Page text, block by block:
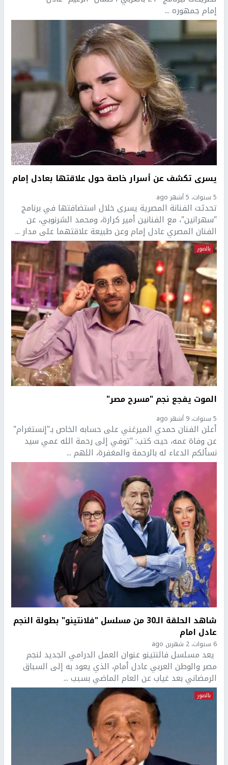
إمام جمهوره ...
يسرى تكشف عن أسرار خاصة حول علاقتها بعادل إمام
5 سنوات، 5 أشهر ago
تحدثت الفنانة المصرية يسرى خلال استضافتها في برنامج
"سهرانين"، مع الفنانين أمير كرارة، ومحمد الشرنوبي، عن
الفنان المصري عادل إمام وعن طبيعة علاقتهما على مدار ...
بالصور
الموت يفجع نجم "مسرح مصر"
5 سنوات، 9 أشهر ago
أعلن الفنان حمدي الميرغني على حسابه الخاص بـ"إنستغرام"
عن وفاة عمه، حيث كتب: "توفي إلى رحمة الله عمي سيد
نسألكم الدعاء له بالرحمة والمغفرة، اللهم ...
شاهد الحلقة الـ30 من مسلسل "فلانتينو" بطولة النجم
عادل امام
6 سنوات، 2 شهرين ago
يعد مسلسل فالنتينو عنوان العمل الدرامي الجديد لنجم
مصر والوطن العربي عادل أمام، الذي يعود به إلى السباق
الرمضاني بعد غياب عن العام الماضي بسبب ...
بالصور